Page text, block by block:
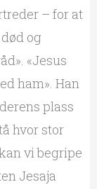
– for at
og
«Jesus
ham». Han
plass
hvor stor
vi begripe
Jesaja